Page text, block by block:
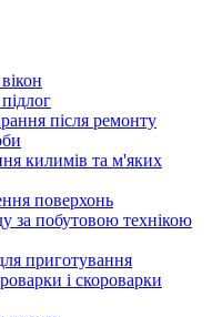
після ремонту
килимів та м'яких
поверхонь
за побутовою технікою
приготування
і скороварки